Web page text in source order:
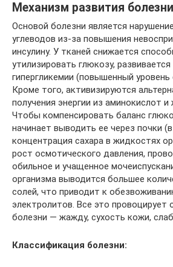
Механизм развития
Основой болезни является
углеводов из-за повышения
инсулину. У тканей снижается
утилизировать глюкозу,
гипергликемии (повышенный уровень
Кроме того, активизируются
получения энергии из аминокислот
Чтобы компенсировать баланс
начинает выводить ее через почки
концентрация сахара в жидкостях
рост осмотического давления,
обильное и учащенное
организма выводится большее
солей, что приводит к
электролитов. Все это
болезни — жажду, сухость кожи,
Классификация болезни: